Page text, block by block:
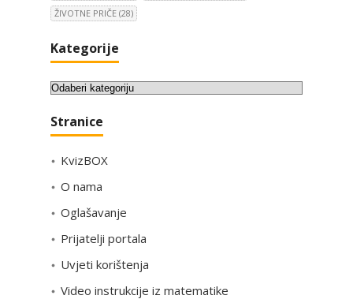
ŽIVOTNE PRIČE (28)
Kategorije
K
t
g
i
j
Stranice
KvizBOX
O nama
Oglašavanje
Prijatelji portala
Uvjeti korištenja
Video instrukcije iz matematike